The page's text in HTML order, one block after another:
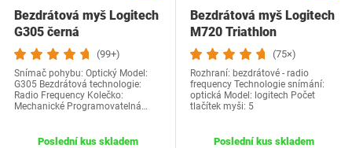
Bezdrátová myš Logitech
G305 černá
(99+)
Snímač pohybu: Optický Model:
G305 Bezdrátová technologie:
Radio Frequency Kolečko:
Mechanické Programovatelná…
Poslední kus skladem
Bezdrátová myš Logitech
M720 Triathlon
(75×)
Rozhraní: bezdrátové - radio
frequency Technologie snímání:
optická Model: logitech Počet
tlačítek myši: 5
Poslední kus skladem